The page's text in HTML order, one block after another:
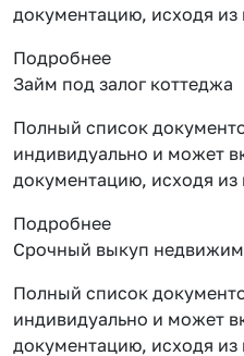
документацию, исходя
Подробнее
Займ под залог коттеджа
Полный список
индивидуально и может
документацию, исходя
Подробнее
Срочный выкуп
Полный список
индивидуально и может
документацию, исходя